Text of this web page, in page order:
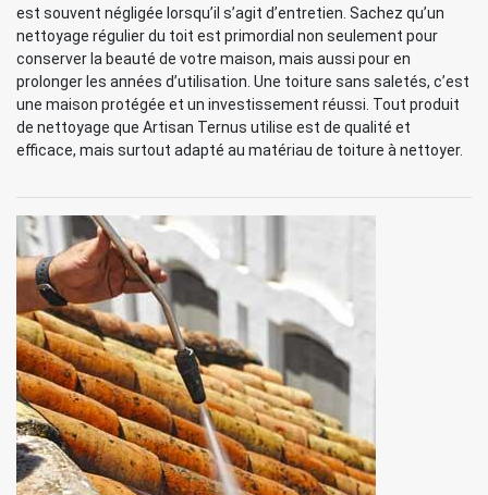
est souvent négligée lorsqu’il s’agit d’entretien. Sachez qu’un
nettoyage régulier du toit est primordial non seulement pour
conserver la beauté de votre maison, mais aussi pour en
prolonger les années d’utilisation. Une toiture sans saletés, c’est
une maison protégée et un investissement réussi. Tout produit
de nettoyage que Artisan Ternus utilise est de qualité et
efficace, mais surtout adapté au matériau de toiture à nettoyer.